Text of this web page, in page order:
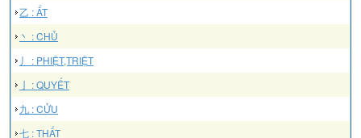
乙 : ẤT
丶 : CHỦ
丿 : PHIỆT,TRIỆT
亅 : QUYẾT
九 : CỬU
七 : THẤT